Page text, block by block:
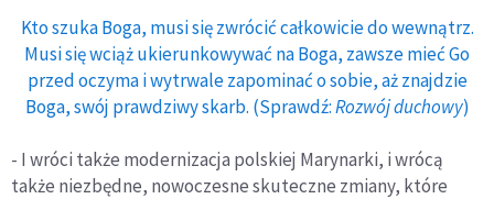
Kto szuka Boga, musi się zwrócić całkowicie do wewnątrz.
Musi się wciąż ukierunkowywać na Boga, zawsze mieć Go
przed oczyma i wytrwale zapominać o sobie, aż znajdzie
Boga, swój prawdziwy skarb. (Sprawdź:Rozwój duchowy)
- I wróci także modernizacja polskiej Marynarki, i wrócą
także niezbędne, nowoczesne skuteczne zmiany, które